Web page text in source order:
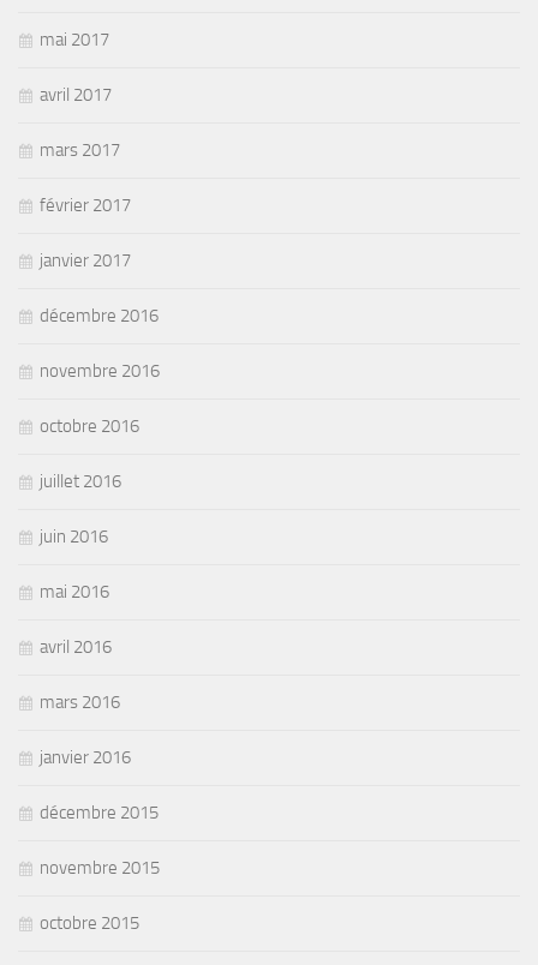
mai 2017
avril 2017
mars 2017
février 2017
janvier 2017
décembre 2016
novembre 2016
octobre 2016
juillet 2016
juin 2016
mai 2016
avril 2016
mars 2016
janvier 2016
décembre 2015
novembre 2015
octobre 2015